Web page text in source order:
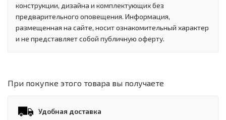
конструкции, дизайна и комплектующих без
предварительного оповещения. Информация,
размещенная на сайте, носит ознакомительный характер
и не представляет собой публичную оферту.
При покупке этого товара вы получаете
Удобная доставка